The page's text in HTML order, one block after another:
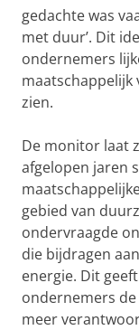
gedachte was
met duur’. Dit
ondernemers
zien.
De monitor laat
afgelopen jaren
gebied van
ondervraagde
die bijdragen
energie. Dit
ondernemers
meer